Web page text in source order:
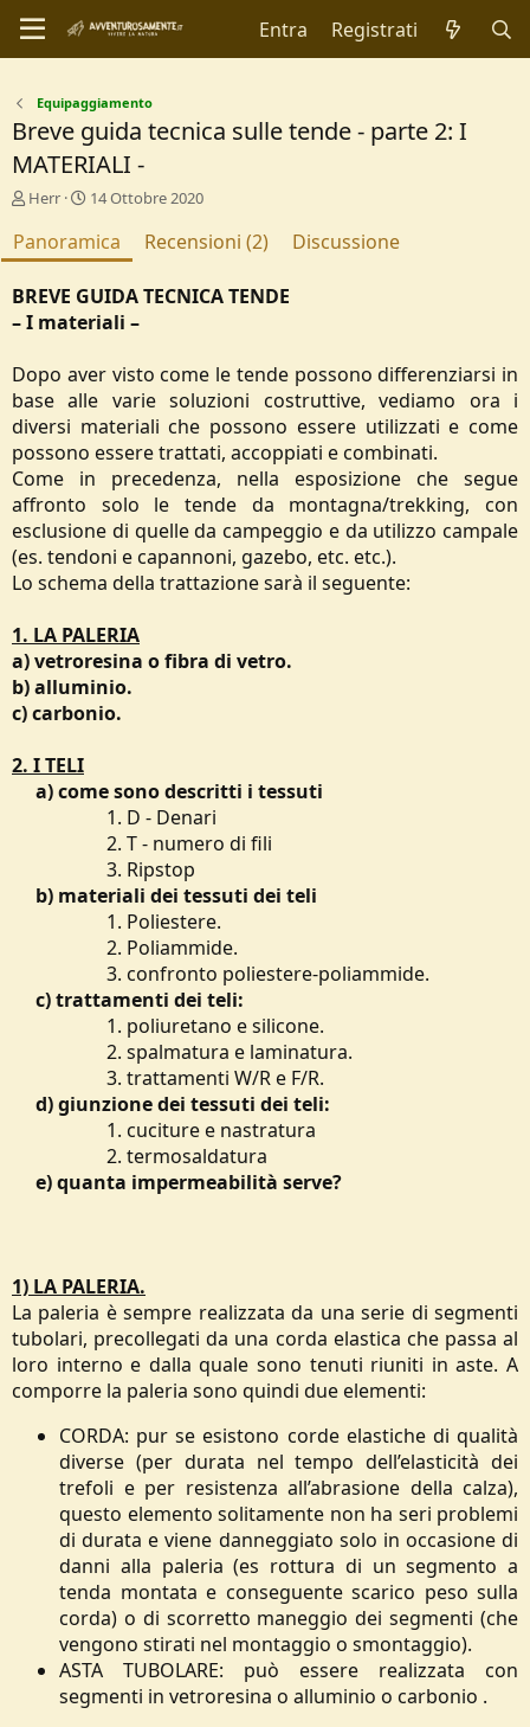
Entra Registrati
Equipaggiamento
Breve guida tecnica sulle tende - parte 2: I
MATERIALI -
A
t
o
e
Herr
C
e
a
i
o
d
a
t
e
14 Ottobre 2020
Panoramica Recensioni (2) Discussione
BREVE GUIDA TECNICA TENDE
– I materiali –
Dopo aver visto come le tende possono differenziarsi in
base alle varie soluzioni costruttive, vediamo ora i
diversi materiali che possono essere utilizzati e come
possono essere trattati, accoppiati e combinati.
Come in precedenza, nella esposizione che segue
affronto solo le tende da montagna/trekking, con
esclusione di quelle da campeggio e da utilizzo campale
(es. tendoni e capannoni, gazebo, etc. etc.).
Lo schema della trattazione sarà il seguente:
1. LA PALERIA
a) vetroresina o fibra di vetro.
b) alluminio.
c) carbonio.
2. I TELI
a) come sono descritti i tessuti
1. D - Denari​
2. T - numero di fili​
3. Ripstop​
b) materiali dei tessuti dei teli
1. Poliestere.​
2. Poliammide.​
3. confronto poliestere-poliammide.​
c) trattamenti dei teli:
1. poliuretano e silicone.​
2. spalmatura e laminatura.​
3. trattamenti W/R e F/R.​
d) giunzione dei tessuti dei teli:
1. cuciture e nastratura​
2. termosaldatura​
e) quanta impermeabilità serve?
1) LA PALERIA.
La paleria è sempre realizzata da una serie di segmenti
tubolari, precollegati da una corda elastica che passa al
loro interno e dalla quale sono tenuti riuniti in aste. A
comporre la paleria sono quindi due elementi:​
CORDA: pur se esistono corde elastiche di qualità
diverse (per durata nel tempo dell’elasticità dei
trefoli e per resistenza all’abrasione della calza),
questo elemento solitamente non ha seri problemi
di durata e viene danneggiato solo in occasione di
danni alla paleria (es rottura di un segmento a
tenda montata e conseguente scarico peso sulla
corda) o di scorretto maneggio dei segmenti (che
vengono stirati nel montaggio o smontaggio).​
ASTA TUBOLARE: può essere realizzata con
segmenti in vetroresina o alluminio o carbonio .​